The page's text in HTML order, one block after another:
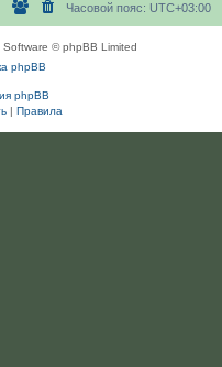
Часовой пояс: UTC+03:00
Software © phpBB Limited
phpBB
phpBB
| Правила